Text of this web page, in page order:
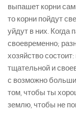
выпашет корни
то корни пойдут
уйдут в них.
своевременно;
хозяйство
тщательной и
с возможно
том, чтобы ты
землю, чтобы не